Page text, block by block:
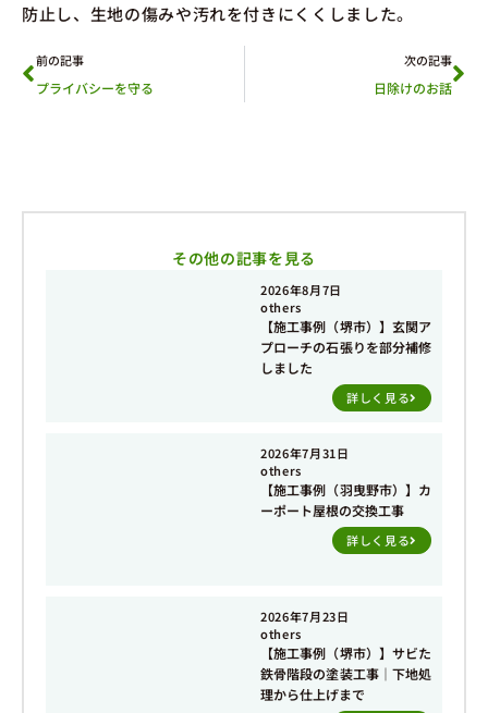
防止し、生地の傷みや汚れを付きにくくしました。
前の記事
プライバシーを守る
次の記事
日除けのお話
その他の記事を見る
2026年8月7日
others
【施工事例（堺市）】玄関ア
プローチの石張りを部分補修
しました
詳しく見る
2026年7月31日
others
【施工事例（羽曳野市）】カ
ーポート屋根の交換工事
詳しく見る
2026年7月23日
others
【施工事例（堺市）】サビた
鉄骨階段の塗装工事｜下地処
理から仕上げまで